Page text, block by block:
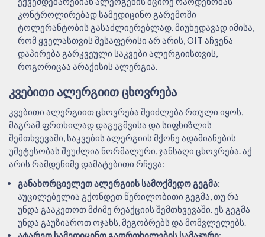
კონტროლირებად სამედიცინო გარემოში
ტოლერანტობის გასაძლიერებლად. მიუხედავად იმისა,
რომ ყველასთვის შესაფერისი არ არის, OIT აჩვენა
დაპირება გარკვეული საკვები ალერგიისთვის,
როგორიცაა არაქისის ალერგია.
ᲙᲕᲔᲑᲘᲗᲘ ᲐᲚᲔᲠᲒᲘᲘᲗ ᲪᲮᲝᲕᲠᲔᲑᲐ
კვებითი ალერგიით ცხოვრება შეიძლება რთული იყოს,
მაგრამ ფრთხილად დაგეგმვისა და სიფხიზლის
შემთხვევაში, საკვების ალერგიის მქონე ადამიანების
უმეტესობას შეუძლია ნორმალური, ჯანსაღი ცხოვრება. აქ
არის რამდენიმე დამატებითი რჩევა:
განახორციელეთ ალერგიის სამოქმედო გეგმა:
აუცილებელია გქონდეთ წერილობითი გეგმა, თუ რა
უნდა გააკეთოთ მძიმე რეაქციის შემთხვევაში. ეს გეგმა
უნდა გაუზიაროთ ოჯახს, მეგობრებს და მომვლელებს.